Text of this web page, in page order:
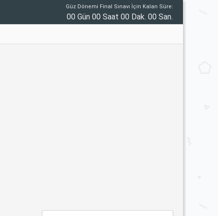
Güz Dönemi Final Sınavı İçin Kalan Süre:
00 Gün 00 Saat 00 Dak. 00 San.